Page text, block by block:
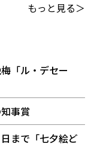
もっと見る＞
「ル・デセー
事賞
まで「七夕絵ど